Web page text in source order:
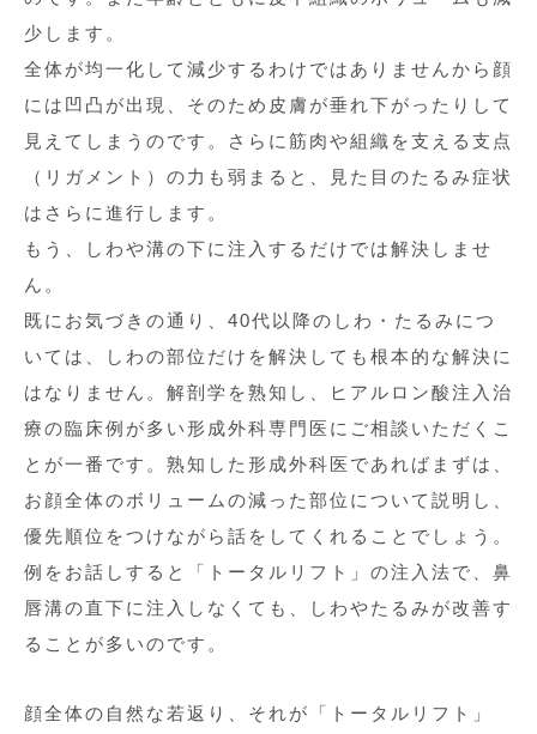
少します。
全体が均一化して減少するわけではありませんから顔
には凹凸が出現、そのため皮膚が垂れ下がったりして
見えてしまうのです。さらに筋肉や組織を支える支点
（リガメント）の力も弱まると、見た目のたるみ症状
はさらに進行します。
もう、しわや溝の下に注入するだけでは解決しませ
ん。
既にお気づきの通り、40代以降のしわ・たるみにつ
いては、しわの部位だけを解決しても根本的な解決に
はなりません。解剖学を熟知し、ヒアルロン酸注入治
療の臨床例が多い形成外科専門医にご相談いただくこ
とが一番です。熟知した形成外科医であればまずは、
お顔全体のボリュームの減った部位について説明し、
優先順位をつけながら話をしてくれることでしょう。
例をお話しすると「トータルリフト」の注入法で、鼻
唇溝の直下に注入しなくても、しわやたるみが改善す
ることが多いのです。
顔全体の自然な若返り、それが「トータルリフト」